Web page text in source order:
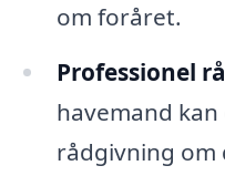
om foråret.
Professionel
havemand
rådgivning om